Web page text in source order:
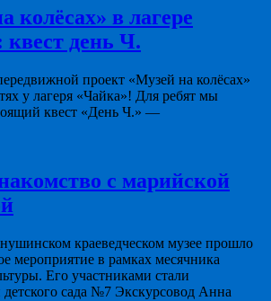
колёсах» в лагере
квест день Ч.
проект «Музей на колёсах»
у лагеря «Чайка»! Для ребят мы
квест «День Ч.» —
с марийской
краеведческом музее прошло
мероприятие в рамках месячника
Его участниками стали
сада №7 Экскурсовод Анна